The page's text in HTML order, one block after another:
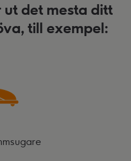
det mesta ditt
till exempel: